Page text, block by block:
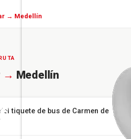
→ Medellín
→ Medellín
tiquete de bus de Carmen de